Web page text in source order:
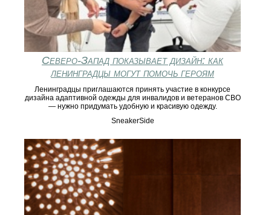
Северо-Запад показывает дизайн: как
ленинградцы могут помочь героям
Ленинградцы приглашаются принять участие в конкурсе
дизайна адаптивной одежды для инвалидов и ветеранов СВО
— нужно придумать удобную и красивую одежду.
SneakerSide